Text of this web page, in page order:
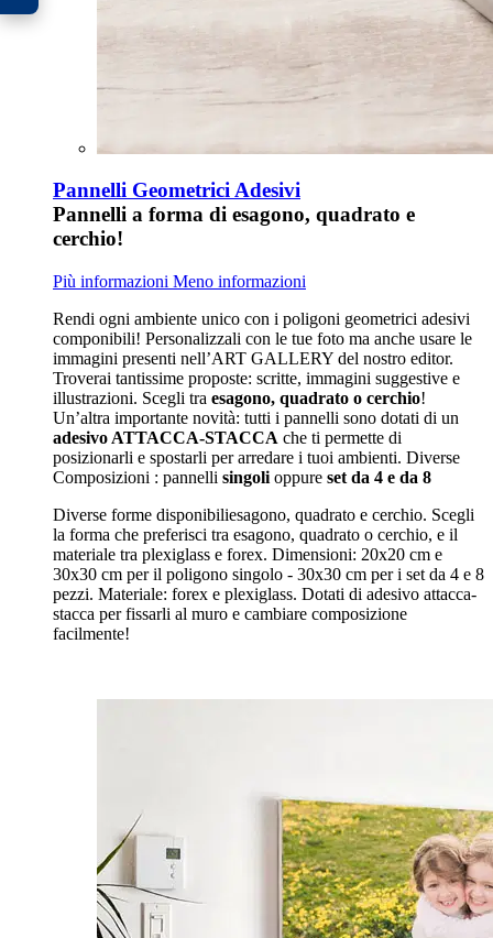
Pannelli Geometrici Adesivi
Pannelli a forma di esagono, quadrato e
cerchio!
Più informazioni Meno informazioni
Rendi ogni ambiente unico con i poligoni geometrici adesivi
componibili! Personalizzali con le tue foto ma anche usare le
immagini presenti nell’ART GALLERY del nostro editor.
Troverai tantissime proposte: scritte, immagini suggestive e
illustrazioni. Scegli tra esagono, quadrato o cerchio!
Un’altra importante novità: tutti i pannelli sono dotati di un
adesivo ATTACCA-STACCA che ti permette di
posizionarli e spostarli per arredare i tuoi ambienti. Diverse
Composizioni : pannelli singoli oppure set da 4 e da 8
Diverse forme disponibiliesagono, quadrato e cerchio. Scegli
la forma che preferisci tra esagono, quadrato o cerchio, e il
materiale tra plexiglass e forex. Dimensioni: 20x20 cm e
30x30 cm per il poligono singolo - 30x30 cm per i set da 4 e 8
pezzi. Materiale: forex e plexiglass. Dotati di adesivo attacca-
stacca per fissarli al muro e cambiare composizione
facilmente!